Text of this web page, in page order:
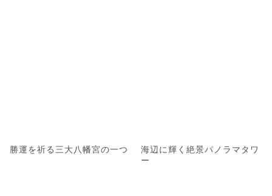
勝運を祈る三大八幡宮の一つ
海辺に輝く絶景パノラマタワ
ー